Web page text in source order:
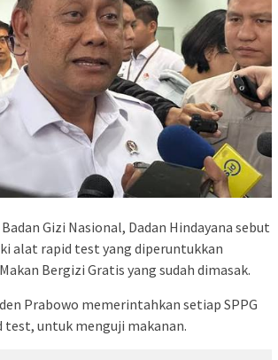
Gizi Nasional, Dadan Hindayana sebut
alat rapid test yang diperuntukkan
Bergizi Gratis yang sudah dimasak.
Prabowo memerintahkan setiap SPPG
untuk menguji makanan.